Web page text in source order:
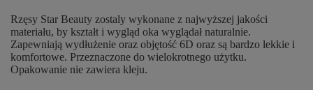
Rzęsy Star Beauty zostaly wykonane z najwyższej jakości
materiału, by kształt i wygląd oka wyglądał naturalnie.
Zapewniają wydłużenie oraz objętość 6D oraz są bardzo lekkie i
komfortowe. Przeznaczone do wielokrotnego użytku.
Opakowanie nie zawiera kleju.